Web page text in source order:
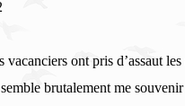
vacanciers ont pris d’assaut
brutalement me